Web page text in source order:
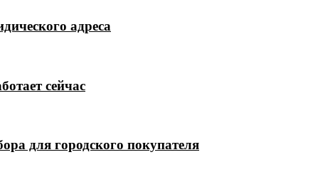
адреса
сейчас
для городского покупателя